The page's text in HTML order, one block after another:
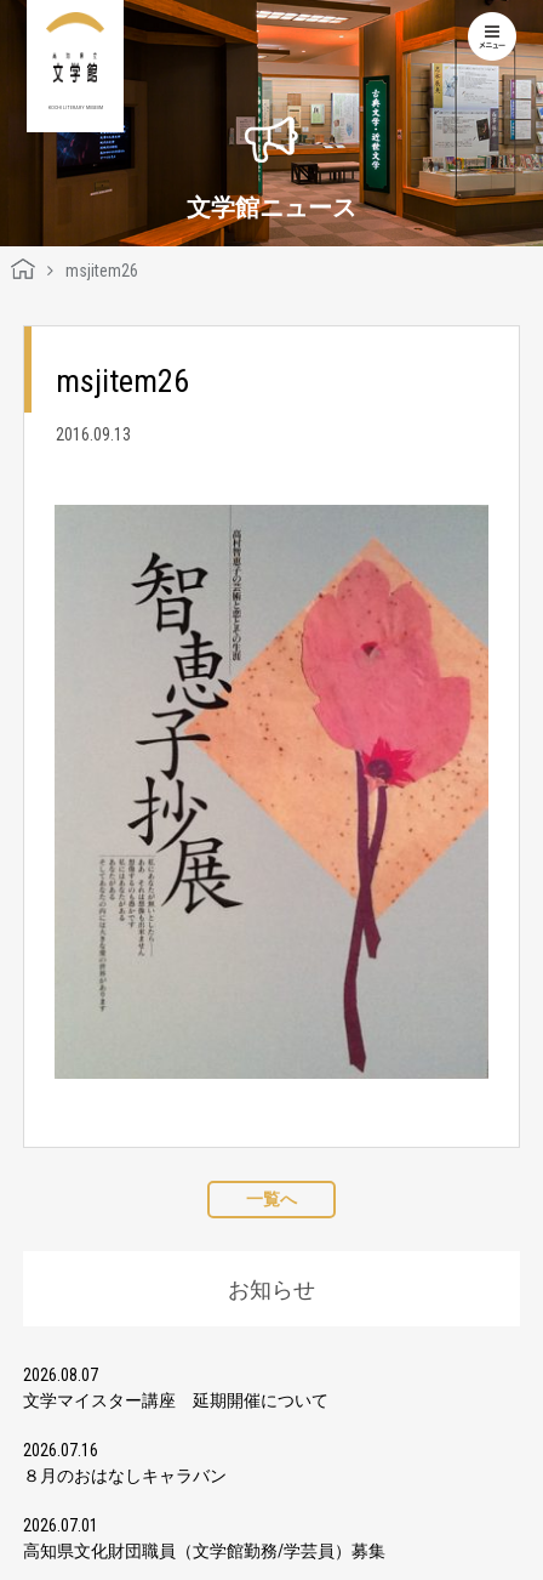
KOCHI LITERARY MUSEUM
文学館ニュース
msjitem26
msjitem26
2016.09.13
一覧へ
お知らせ
2026.08.07
文学マイスター講座 延期開催について
2026.07.16
８月のおはなしキャラバン
2026.07.01
高知県文化財団職員（文学館勤務/学芸員）募集